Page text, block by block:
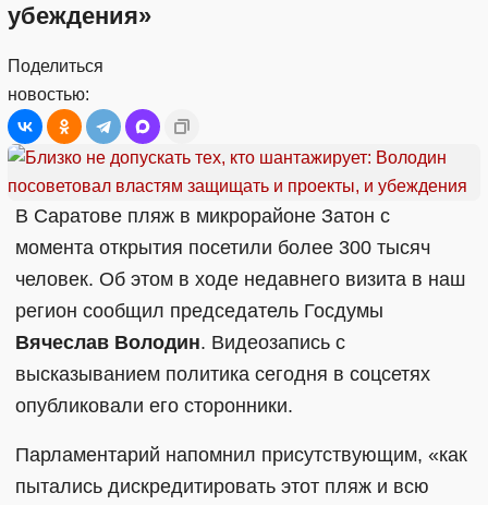
убеждения»
Поделиться
новостью:
В Саратове пляж в микрорайоне Затон с
момента открытия посетили более 300 тысяч
человек. Об этом в ходе недавнего визита в наш
регион сообщил председатель Госдумы
Вячеслав Володин. Видеозапись с
высказыванием политика сегодня в соцсетях
опубликовали его сторонники.
Парламентарий напомнил присутствующим, «как
пытались дискредитировать этот пляж и всю